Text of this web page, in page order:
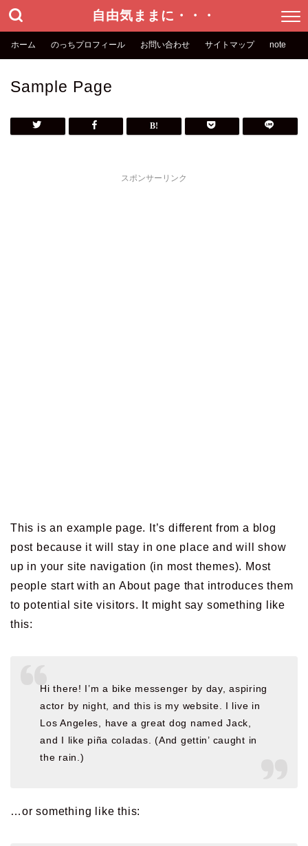
自由気ままに・・・
ホーム のっちプロフィール お問い合わせ サイトマップ note
Sample Page
スポンサーリンク
This is an example page. It’s different from a blog
post because it will stay in one place and will show
up in your site navigation (in most themes). Most
people start with an About page that introduces them
to potential site visitors. It might say something like
this:
Hi there! I’m a bike messenger by day, aspiring
actor by night, and this is my website. I live in
Los Angeles, have a great dog named Jack,
and I like piña coladas. (And gettin’ caught in
the rain.)
…or something like this: